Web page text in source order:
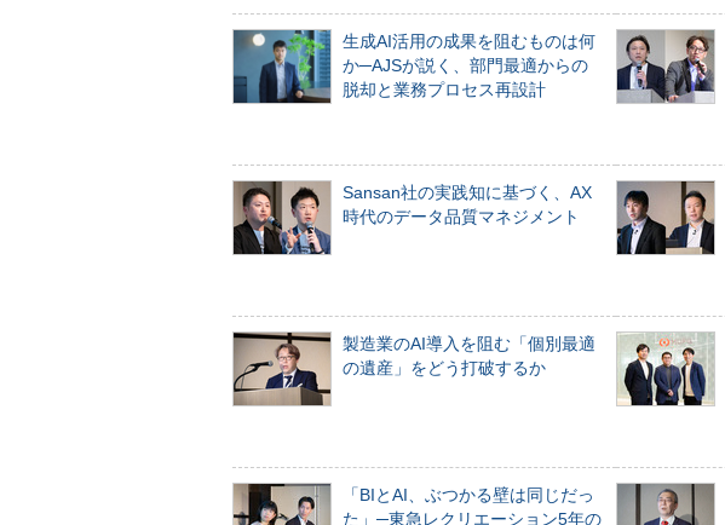
生成AI活用の成果を阻むものは何
か─AJSが説く、部門最適からの
脱却と業務プロセス再設計
Sansan社の実践知に基づく、AX
時代のデータ品質マネジメント
製造業のAI導入を阻む「個別最適
の遺産」をどう打破するか
「BIとAI、ぶつかる壁は同じだっ
た」─東急レクリエーション5年の